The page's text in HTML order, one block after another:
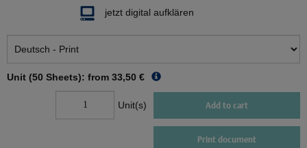
jetzt digital aufklären
Unit (50 Sheets): from 33,50 €
Unit(s) Add to cart
Print document